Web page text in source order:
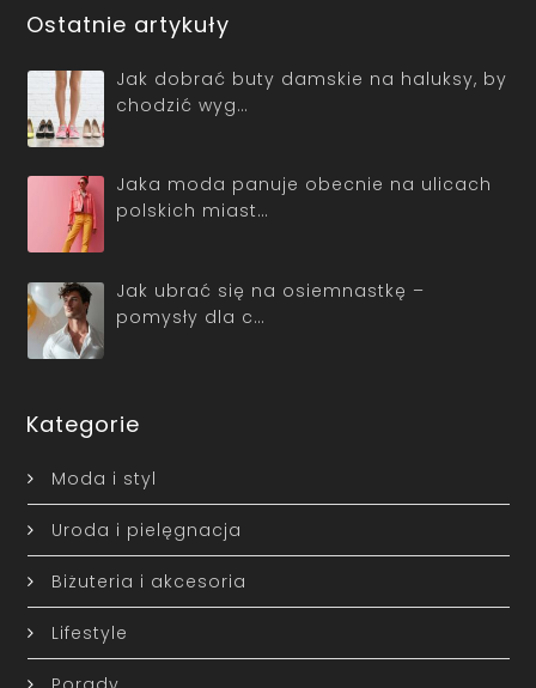
Ostatnie artykuły
Jak dobrać buty damskie na haluksy, by
chodzić wyg…
Jaka moda panuje obecnie na ulicach
polskich miast…
Jak ubrać się na osiemnastkę –
pomysły dla c…
Kategorie
Moda i styl
Uroda i pielęgnacja
Biżuteria i akcesoria
Lifestyle